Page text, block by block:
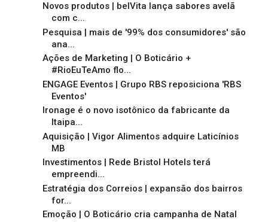
Novos produtos | belVita lança sabores avelã
com c...
Pesquisa | mais de '99% dos consumidores' são
ana...
Ações de Marketing | O Boticário +
#RioEuTeAmo flo...
ENGAGE Eventos | Grupo RBS reposiciona 'RBS
Eventos'
Ironage é o novo isotônico da fabricante da
Itaipa...
Aquisição | Vigor Alimentos adquire Laticínios
MB
Investimentos | Rede Bristol Hotels terá
empreendi...
Estratégia dos Correios | expansão dos bairros
for...
Emoção | O Boticário cria campanha de Natal